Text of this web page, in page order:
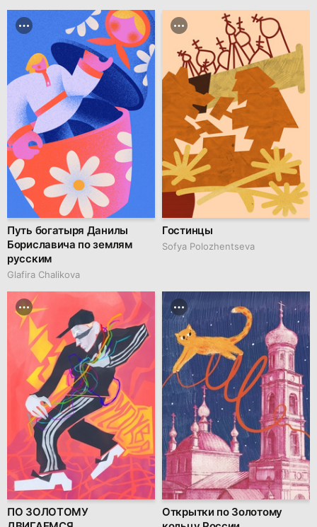
Путь богатыря Данилы
Бориславича по землям
русским
Glafira Chalikova
Гостинцы
Sofya Polozhentseva
ПО ЗОЛОТОМУ
Открытки по Золотому